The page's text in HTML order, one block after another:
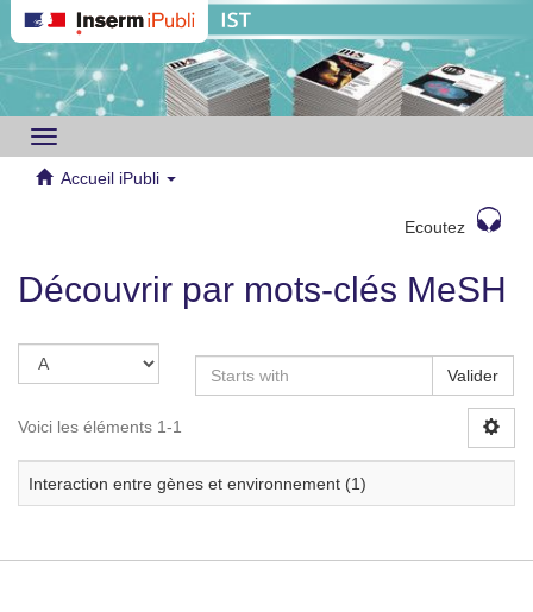
Toggle
navigation
Accueil iPubli
Ecoutez
Découvrir par mots-clés MeSH
Valider
Voici les éléments 1-1
Interaction entre gènes et environnement (1)